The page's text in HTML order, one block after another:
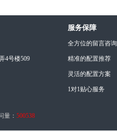
4号楼509
服务保障
全方位的留言咨询
精准的配置推荐
灵活的配置方案
1对1贴心服务
量： 500538